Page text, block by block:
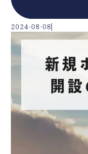
2024-08-08